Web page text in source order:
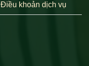
Điều khoản dịch vụ